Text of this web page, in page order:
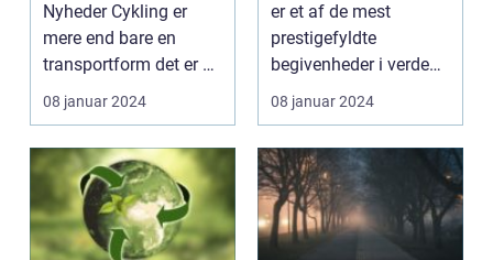
Nyheder Cykling er
mere end bare en
transportform det er en
kærlighed til...
08 januar 2024
er et af de mest
prestigefyldte
begivenheder i verdens
cykelsport. Det tiltr...
08 januar 2024